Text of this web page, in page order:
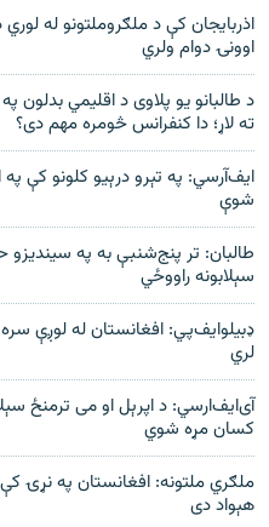
اذربايجان کې د ملګروملتونو له
اوونۍ دوام ولري
د طالبانو يو پلاوی د اقليمي بدلون
ته لاړ؛ دا کنفرانس څومره مهم دی؟
شوې
طالبان: تر پنج‌شنبې به په
سېلابونه راووځي
ډبيلو‌ايف‌پي: افغانستان له لوږې
لري
کسان مړه شوي
ملګري ملتونه: افغانستان په نړۍ
هېواد دی